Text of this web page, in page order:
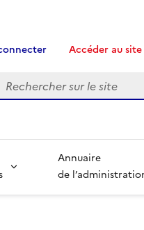
Accéder au
Recherche
Annuaire
de